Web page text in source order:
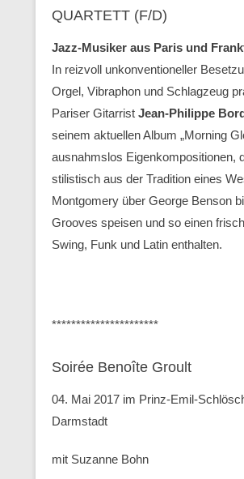
QUARTETT (F/D)
Jazz-Musiker aus Paris und
In reizvoll unkonventioneller
Orgel, Vibraphon und Schlagzeug
Pariser Gitarrist Jean-Philippe
seinem aktuellen Album „Morning
ausnahmslos Eigenkompositionen,
stilistisch aus der Tradition eines
Montgomery über George Benson
Grooves speisen und so einen
Swing, Funk und Latin enthalten.
**********************
Soirée Benoîte Groult
04. Mai 2017 im Prinz-Emil-
Darmstadt
mit Suzanne Bohn